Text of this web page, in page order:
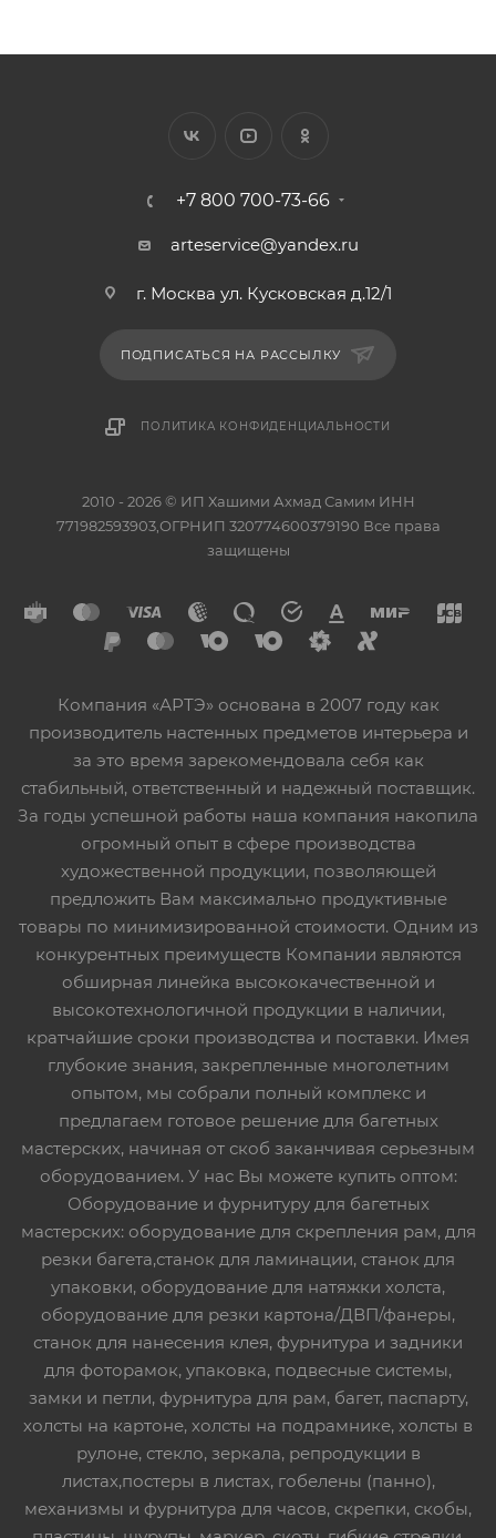
+7 800 700-73-66
arteservice@yandex.ru
г. Москва ул. Кусковская д.12/1
ПОДПИСАТЬСЯ НА РАССЫЛКУ
ПОЛИТИКА КОНФИДЕНЦИАЛЬНОСТИ
2010 - 2026 © ИП Хашими Ахмад Самим ИНН
771982593903,ОГРНИП 320774600379190 Все права
защищены
Компания «АРТЭ» основана в 2007 году как
производитель настенных предметов интерьера и
за это время зарекомендовала себя как
стабильный, ответственный и надежный поставщик.
За годы успешной работы наша компания накопила
огромный опыт в сфере производства
художественной продукции, позволяющей
предложить Вам максимально продуктивные
товары по минимизированной стоимости. Одним из
конкурентных преимуществ Компании являются
обширная линейка высококачественной и
высокотехнологичной продукции в наличии,
кратчайшие сроки производства и поставки. Имея
глубокие знания, закрепленные многолетним
опытом, мы собрали полный комплекс и
предлагаем готовое решение для багетных
мастерских, начиная от скоб заканчивая серьезным
оборудованием. У нас Вы можете купить оптом:
Оборудование и фурнитуру для багетных
мастерских: оборудование для скрепления рам, для
резки багета,станок для ламинации, станок для
упаковки, оборудование для натяжки холста,
оборудование для резки картона/ДВП/фанеры,
станок для нанесения клея, фурнитура и задники
для фоторамок, упаковка, подвесные системы,
замки и петли, фурнитура для рам, багет, паспарту,
холсты на картоне, холсты на подрамнике, холсты в
рулоне, стекло, зеркала, репродукции в
листах,постеры в листах, гобелены (панно),
механизмы и фурнитура для часов, скрепки, скобы,